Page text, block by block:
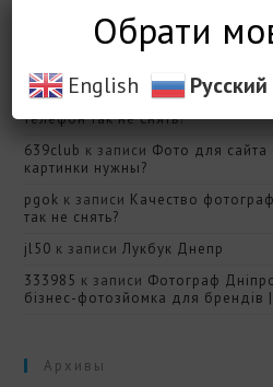
Свежие Комментарии
pjokkк записи
Качество
телефон так не снять?
639club к записи Фото для
картинки нужны?
pgok к записи Качество
так не снять?
jl50 к записи Лукбук Днепр
333985 к записи Фотограф
бізнес-фотозйомка для брендів
Архивы
Обрати
English Русский